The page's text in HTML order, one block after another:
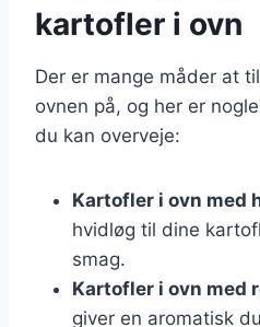
kartofler i ovn
Der er mange måder at
ovnen på, og her er
du kan overveje:
Kartofler i ovn med
hvidløg til dine
smag.
Kartofler i ovn med
giver en aromatisk